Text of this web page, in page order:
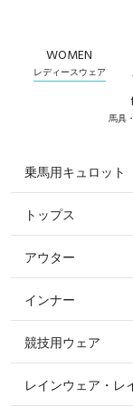
WOMEN
レディースウェア
馬具
乗馬用キュロット
すべてのキュロ
フルグリップ・
ニーグリップ・
トップス
すべてのトップ
ポロシャツ
カットソー・T
アウター
すべてのアウタ
コート
ジャケット・
インナー
競技用ウェア
すべての競技
レインウェア・レ